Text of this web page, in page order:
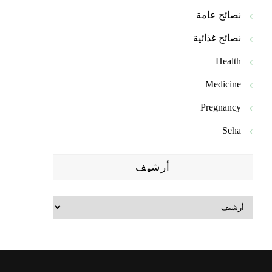
نصائح عامة
نصائح غذائية
Health
Medicine
Pregnancy
Seha
أرشيف